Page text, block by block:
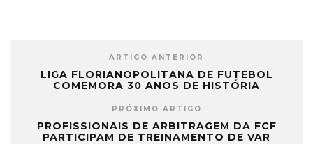
ARTIGO ANTERIOR
LIGA FLORIANOPOLITANA DE FUTEBOL
COMEMORA 30 ANOS DE HISTÓRIA
PRÓXIMO ARTIGO
PROFISSIONAIS DE ARBITRAGEM DA FCF
PARTICIPAM DE TREINAMENTO DE VAR